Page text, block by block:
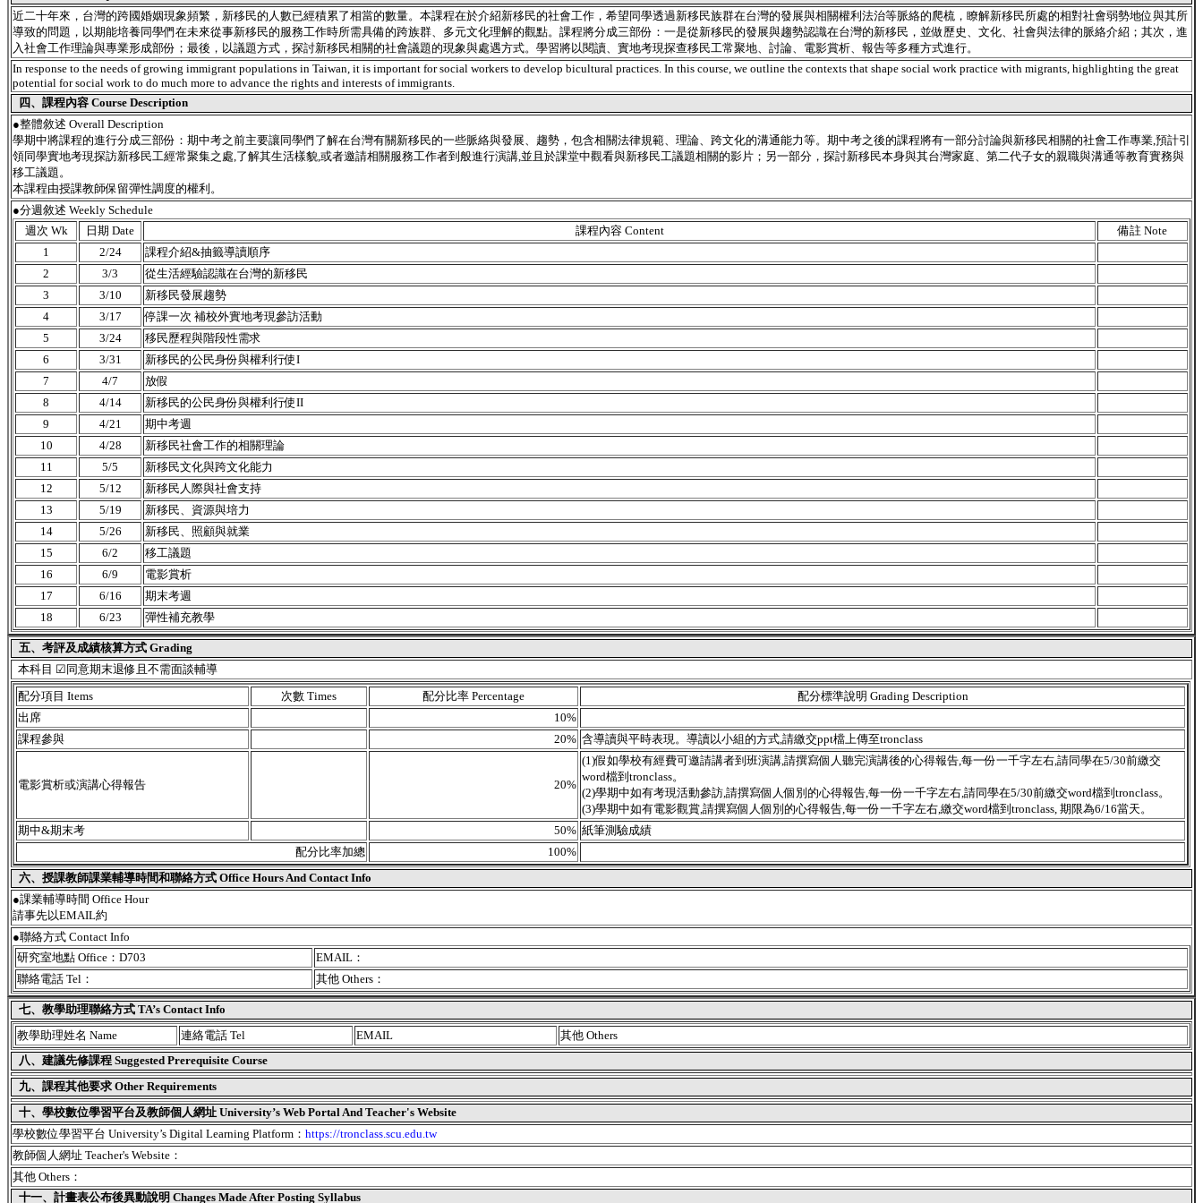
近二十年來，台灣的跨國婚姻現象頻繁，新移民的人數已經積累了相當的數量。本課程在於介紹新移民的社會工作，希望同學透過新移民族群在台灣的發展與相關權利法治等脈絡的爬梳，瞭解新移民所處的相對社會弱勢地位與其所
導致的問題，以期能培養同學們在未來從事新移民的服務工作時所需具備的跨族群、多元文化理解的觀點。課程將分成三部份：一是從新移民的發展與趨勢認識在台灣的新移民，並做歷史、文化、社會與法律的脈絡介紹；其次，進
入社會工作理論與專業形成部份；最後，以議題方式，探討新移民相關的社會議題的現象與處遇方式。學習將以閱讀、實地考現探查移民工常聚地、討論、電影賞析、報告等多種方式進行。
In response to the needs of growing immigrant populations in Taiwan, it is important for social workers to develop bicultural practices. In this course, we outline the contexts that shape social work practice with migrants, highlighting the great
potential for social work to do much more to advance the rights and interests of immigrants.
四、課程內容 Course Description
●整體敘述 Overall Description
學期中將課程的進行分成三部份：期中考之前主要讓同學們了解在台灣有關新移民的一些脈絡與發展、趨勢，包含相關法律規範、理論、跨文化的溝通能力等。期中考之後的課程將有一部分討論與新移民相關的社會工作專業,預計引
領同學實地考現探訪新移民工經常聚集之處,了解其生活樣貌,或者邀請相關服務工作者到般進行演講,並且於課堂中觀看與新移民工議題相關的影片；另一部分，探討新移民本身與其台灣家庭、第二代子女的親職與溝通等教育實務與
移工議題。
本課程由授課教師保留彈性調度的權利。
●分週敘述 Weekly Schedule
週次 Wk
日期 Date 課程內容 Content
備註 Note
1
2/24
課程介紹&抽籤導讀順序
2
3/3
從生活經驗認識在台灣的新移民
3
3/10
新移民發展趨勢
4
3/17
停課一次 補校外實地考現參訪活動
5
3/24
移民歷程與階段性需求
6
3/31
新移民的公民身份與權利行使I
7
4/7
放假
8
4/14
新移民的公民身份與權利行使II
9
4/21
期中考週
10
4/28
新移民社會工作的相關理論
11
5/5
新移民文化與跨文化能力
12
5/12
新移民人際與社會支持
13
5/19
新移民、資源與培力
14
5/26
新移民、照顧與就業
15
6/2
移工議題
16
6/9
電影賞析
17
6/16
期末考週
18
6/23 彈性補充教學
五、考評及成績核算方式 Grading
本科目 ☑同意期末退修且不需面談輔導
配分項目 Items
次數 Times 配分比率 Percentage
配分標準說明 Grading Description
出席
10%
課程參與
20% 含導讀與平時表現。導讀以小組的方式,請繳交ppt檔上傳至tronclass
電影賞析或演講心得報告 20%
(1)假如學校有經費可邀請講者到班演講,請撰寫個人聽完演講後的心得報告,每一份一千字左右,請同學在5/30前繳交
word檔到tronclass。
(2)學期中如有考現活動參訪,請撰寫個人個別的心得報告,每一份一千字左右,請同學在5/30前繳交word檔到tronclass。
(3)學期中如有電影觀賞,請撰寫個人個別的心得報告,每一份一千字左右,繳交word檔到tronclass, 期限為6/16當天。
期中&期末考
50% 紙筆測驗成績
配分比率加總
100%
六、授課教師課業輔導時間和聯絡方式 Office Hours And Contact Info
●課業輔導時間 Office Hour
請事先以EMAIL約
●聯絡方式 Contact Info
研究室地點 Office：D703
EMAIL：
聯絡電話 Tel：
其他 Others：
七、教學助理聯絡方式 TA’s Contact Info
教學助理姓名 Name
連絡電話 Tel EMAIL
其他 Others
八、建議先修課程 Suggested Prerequisite Course
九、課程其他要求 Other Requirements
十、學校數位學習平台及教師個人網址 University’s Web Portal And Teacher's Website
學校數位學習平台 University’s Digital Learning Platform： https://tronclass.scu.edu.tw
教師個人網址 Teacher's Website：
其他 Others：
十一、 計畫表公布後異動說明 Changes Made After Posting Syllabus